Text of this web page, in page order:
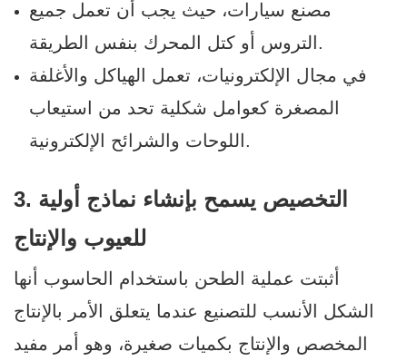
مصنع سيارات، حيث يجب أن تعمل جميع
التروس أو كتل المحرك بنفس الطريقة.
في مجال الإلكترونيات، تعمل الهياكل والأغلفة
المصغرة كعوامل شكلية تحد من استيعاب
اللوحات والشرائح الإلكترونية.
3. التخصيص يسمح بإنشاء نماذج أولية
للعيوب والإنتاج
أثبتت عملية الطحن باستخدام الحاسوب أنها
الشكل الأنسب للتصنيع عندما يتعلق الأمر بالإنتاج
المخصص والإنتاج بكميات صغيرة، وهو أمر مفيد